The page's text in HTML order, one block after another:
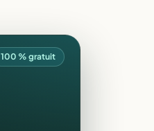
100 % gratuit